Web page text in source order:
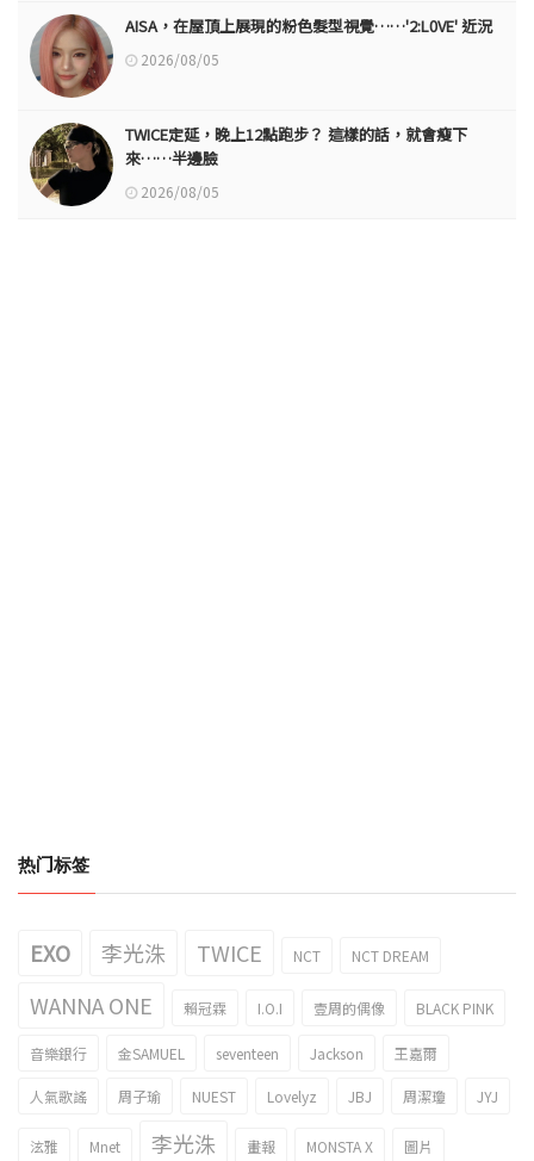
AISA，在屋頂上展現的粉色髮型視覺……'2:L0VE' 近況
2026/08/05
TWICE定延，晚上12點跑步？ 這樣的話，就會瘦下
來……半邊臉
2026/08/05
热门标签
EXO 李光洙 TWICE NCT NCT DREAM
WANNA ONE 賴冠霖 I.O.I 壹周的偶像 BLACK PINK
音樂銀行 金SAMUEL seventeen Jackson 王嘉爾
人氣歌謠 周子瑜 NUEST Lovelyz JBJ 周潔瓊 JYJ
泫雅 Mnet 李光洙 畫報 MONSTA X 圖片